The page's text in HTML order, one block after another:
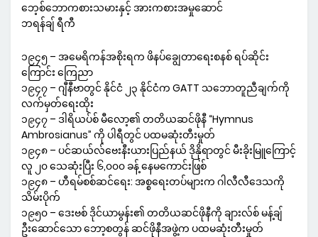
ဘေ့စ်ဘောကစားသမားနှင့် အားကစားအမှုဆောင်
ဘရန်ချ် ရီကီ
၁၉၄၅ – အမေရိကန်အစိုးရက ဖိနပ်ချွေတာရေးစနစ် ရပ်ဆိုင်း
ကြောင်း ကြေညာ
၁၉၄၇ – ဂျီနီဗာတွင် နိုင်ငံ ၂၃ နိုင်ငံက GATT သဘောတူညီချက်ကို
လက်မှတ်ရေးထိုး
၁၉၄၇ – ဒါရိယပ်စ် မီလော့၏ တတိယဆင်ဖိုနီ “Hymnus
Ambrosianus” ကို ပါရီတွင် ပထမဆုံးတီးမှုတ်
၁၉၄၈ – ပင်ဆယ်လ်ဗေးနီးယားပြည်နယ် ဒိုနိုရာတွင် မီးခိုးမြူကြောင့်
လူ ၂၀ သေဆုံးပြီး ၆,၀၀၀ ခန့် နေမကောင်းဖြစ်
၁၉၄၈ – ဟီရမ်စစ်ဆင်ရေး: အစ္စရေးတပ်များက ဂါလီလီဒေသကို
သိမ်းပိုက်
၁၉၅၀ – ဒေးဗစ် ဒိုင်ယာမွန်း၏ တတိယဆင်ဖိုနီကို ချားလ်စ် မန့်ချ်
ဦးဆောင်သော ဘော့စတွန် ဆင်ဖိုနီအဖွဲ့က ပထမဆုံးတီးမှုတ်